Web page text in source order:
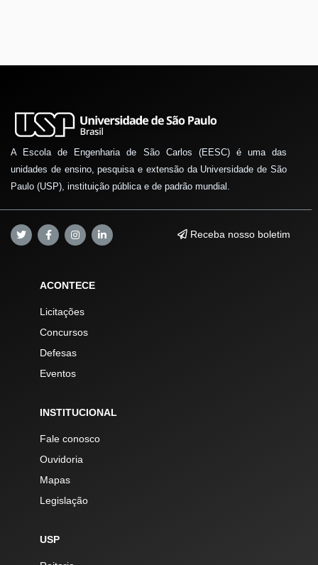
A Escola de Engenharia de São Carlos (EESC) é uma das
unidades de ensino, pesquisa e extensão da Universidade de São
Paulo (USP), instituição pública e de padrão mundial.
Receba nosso boletim
ACONTECE
Licitações
Concursos
Defesas
Eventos
INSTITUCIONAL
Fale conosco
Ouvidoria
Mapas
Legislação
USP